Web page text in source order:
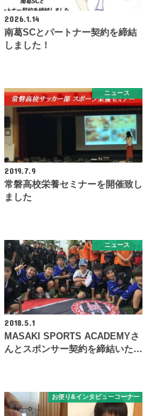
2026.1.14
南葛SCとパートナー契約を締結
しました！
ニュース
2019.7.9
常磐高校栄養セミナーを開催致し
ました
ニュース
2018.5.1
MASAKI SPORTS ACADEMYさ
んとスポンサー契約を締結いた…
お便り&インタビューコーナー